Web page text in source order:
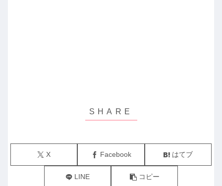
X Facebook はてブ
LINE コピー